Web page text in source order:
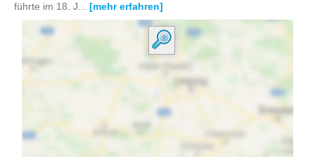
führte im 18. J... [mehr erfahren]